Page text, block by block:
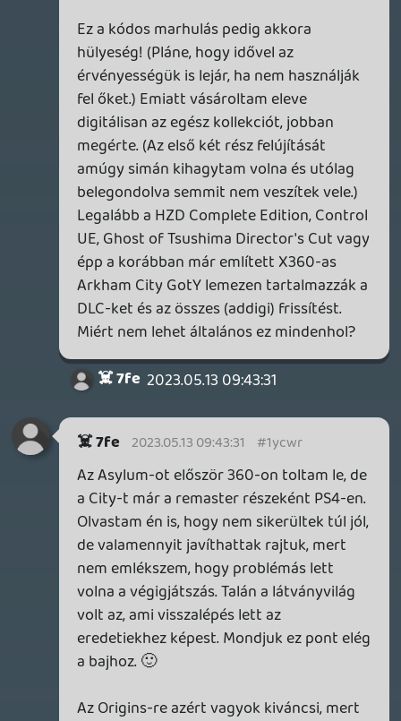
újrakiadás. 🙂
Viszont így is nehéz dolgom volt
mindössze tíz elemre szűkíteni a listát és
elég sokat vívódtam azon, hogy végül mi
maradjon le, (részben) emiatt úgy
döntöttem, a fentiek nem szállhatnak
ringbe.
elmo76 2023.05.11 20:25:05
elmo76 #1ycpv
Persona 5
Bloodborne
The Last of Us II
Elden Ring
Metal Gear Solid V
Shadow of The Colossus
Gran Turismo 7
Final Fantasy VII Remake
Imádom a PS4-et, de a legtöbb maradandó
először játszottam a The Last of Us-szal, a
Bayonettával, az Ico/Shadow of The
Colossus HD-el és persze itt pótoltam a
PS2-n kimaradt Metal Gear Solid 3-mat (a
mai napig visszasírom a Metal Gear Solid
HD Collectiont). Ha most választanom
kéne, azt hiszem a PS3-mas korszakot
élném újra a sok kedves emlék miatt. 🙂
2023.05.11 16:45:15
az Arkham City-t (a sztori miatt) talán még
jobban, de a dolgomat megkönnyítette,